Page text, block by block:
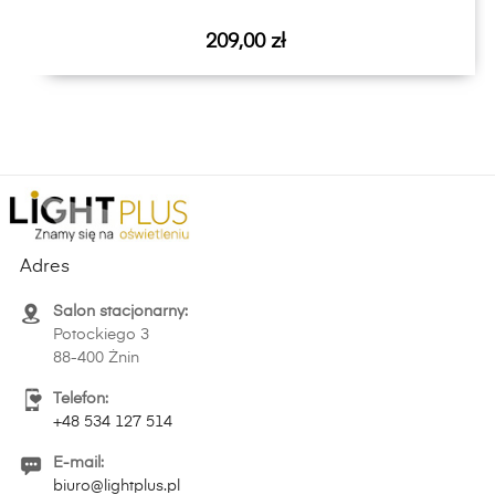
Cena
209,00 zł
Adres
Salon stacjonarny:
Potockiego 3
88-400 Żnin
Telefon:
+48 534 127 514
E-mail:
biuro@lightplus.pl